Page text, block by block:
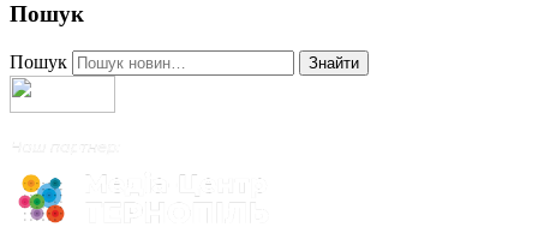
Пошук
Пошук Знайти